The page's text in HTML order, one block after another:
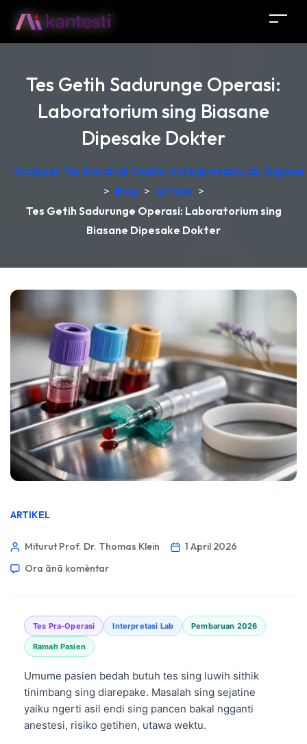
Tes Getih Sadurunge Operasi:
Laboratorium sing Biasane
Dipesake Dokter
Analyzer Tes Darah AI Gratis - Interpretasi Lab, Digawe
> Blog > Artikel >
Tes Getih Sadurunge Operasi: Laboratorium sing
Biasane Dipesake Dokter
ARTIKEL
Miturut Prof. Dr. Thomas Klein
1 April 2026
Ora ānā komèntar
Tes Pra-Operasi Interpretasi Lab Pembaruan 2026
Ramah Pasien
Umume pasien bedah butuh tes sing luwih sithik
tinimbang sing diarepake. Masalah sing sejatine
yaiku ngerti asil endi sing pancen bakal ngganti
anestesi, risiko getihen, utawa wektu.